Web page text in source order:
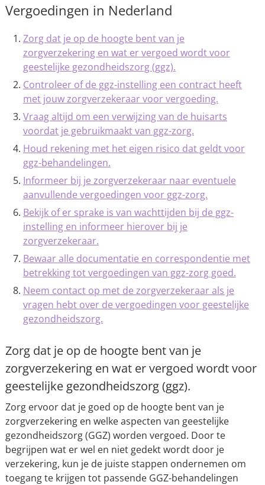
Vergoedingen in Nederland
Zorg dat je op de hoogte bent van je
zorgverzekering en wat er vergoed wordt voor
geestelijke gezondheidszorg (ggz).
Controleer of de ggz-instelling een contract heeft
met jouw zorgverzekeraar voor vergoeding.
Vraag altijd om een verwijzing van de huisarts
voordat je gebruikmaakt van ggz-zorg.
Houd rekening met het eigen risico dat geldt voor
ggz-behandelingen.
Informeer bij je zorgverzekeraar naar eventuele
aanvullende vergoedingen voor ggz-zorg.
Bekijk of er sprake is van wachttijden bij de ggz-
instelling en informeer hierover bij je
zorgverzekeraar.
Bewaar alle documentatie en correspondentie met
betrekking tot vergoedingen van ggz-zorg goed.
Neem contact op met de zorgverzekeraar als je
vragen hebt over de vergoedingen voor geestelijke
gezondheidszorg.
Zorg dat je op de hoogte bent van je
zorgverzekering en wat er vergoed wordt voor
geestelijke gezondheidszorg (ggz).
Zorg ervoor dat je goed op de hoogte bent van je
zorgverzekering en welke aspecten van geestelijke
gezondheidszorg (GGZ) worden vergoed. Door te
begrijpen wat er wel en niet gedekt wordt door je
verzekering, kun je de juiste stappen ondernemen om
toegang te krijgen tot passende GGZ-behandelingen